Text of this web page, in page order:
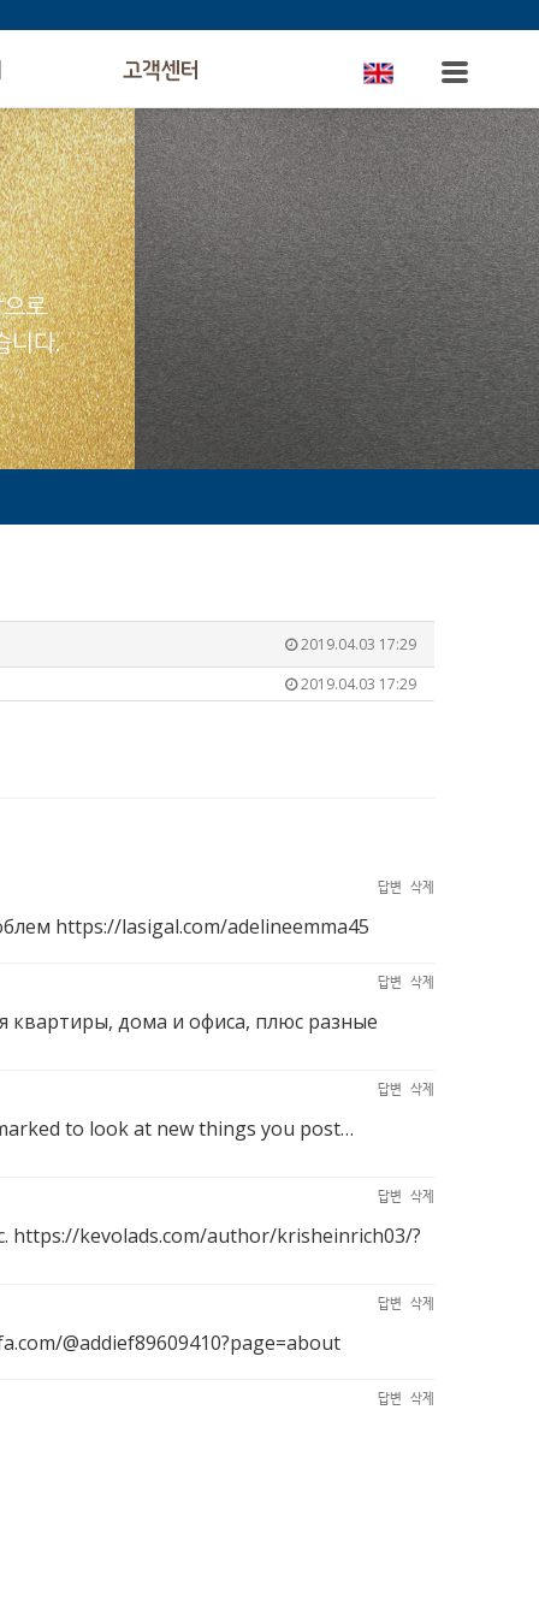
고객센터
로
니다.
2019.04.03 17:29
2019.04.03 17:29
답변 삭제
https://lasigal.com/adelineemma45
답변 삭제
квартиры, дома и офиса, плюс разные
답변 삭제
to look at new things you post…
답변 삭제
https://kevolads.com/author/krisheinrich03/?
답변 삭제
@addief89609410?page=about
답변 삭제